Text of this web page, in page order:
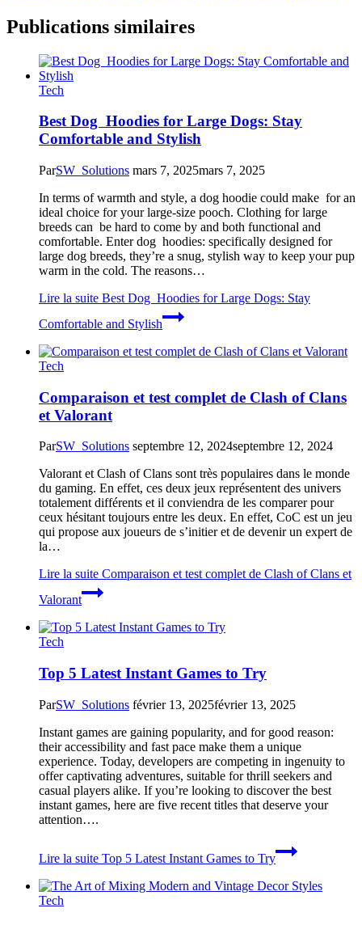
Publications similaires
Tech
Best Dog Hoodies for Large Dogs: Stay
Comfortable and Stylish
ParSW_Solutions mars 7, 2025mars 7, 2025
In terms of warmth and style, a dog hoodie could make for an
ideal choice for your large-size pooch. Clothing for large
breeds can be hard to come by and both functional and
comfortable. Enter dog hoodies: specifically designed for
large dog breeds, they’re a snug, stylish way to keep your pup
warm in the cold. The reasons…
Lire la suite Best Dog Hoodies for Large Dogs: Stay
Comfortable and Stylish
Tech
Comparaison et test complet de Clash of Clans
et Valorant
ParSW_Solutions septembre 12, 2024septembre 12, 2024
Valorant et Clash of Clans sont très populaires dans le monde
du gaming. En effet, ces deux jeux représentent des univers
totalement différents et il conviendra de les comparer pour
ceux hésitant toujours entre les deux. En effet, CoC est un jeu
qui propose aux joueurs de s’initier et de devenir un expert de
la…
Lire la suite Comparaison et test complet de Clash of Clans et
Valorant
Tech
Top 5 Latest Instant Games to Try
ParSW_Solutions février 13, 2025février 13, 2025
Instant games are gaining popularity, and for good reason:
their accessibility and fast pace make them a unique
experience. Today, developers are competing in ingenuity to
offer captivating adventures, suitable for thrill seekers and
casual players alike. If you’re looking to discover the best
instant games, here are five recent titles that deserve your
attention….
Lire la suite Top 5 Latest Instant Games to Try
Tech